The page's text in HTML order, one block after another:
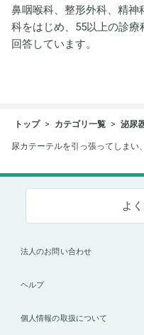
鼻咽喉科、整形外科、精神
科をはじめ、55以上の診
回答しています。
トップ カテゴリ一覧 泌尿
尿カテーテルを引っ張ってしまい
よ
法人のお問い合わせ
ヘルプ
個人情報の取扱について